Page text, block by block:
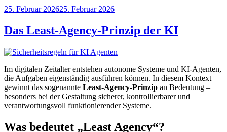
Veröffentlicht
25. Februar 202625. Februar 2026
Das Least-Agency-Prinzip der KI
Im digitalen Zeitalter entstehen autonome Systeme und KI-Agenten,
die Aufgaben eigenständig ausführen können. In diesem Kontext
gewinnt das sogenannte Least-Agency-Prinzip an Bedeutung –
besonders bei der Gestaltung sicherer, kontrollierbarer und
verantwortungsvoll funktionierender Systeme.
Was bedeutet „Least Agency“?